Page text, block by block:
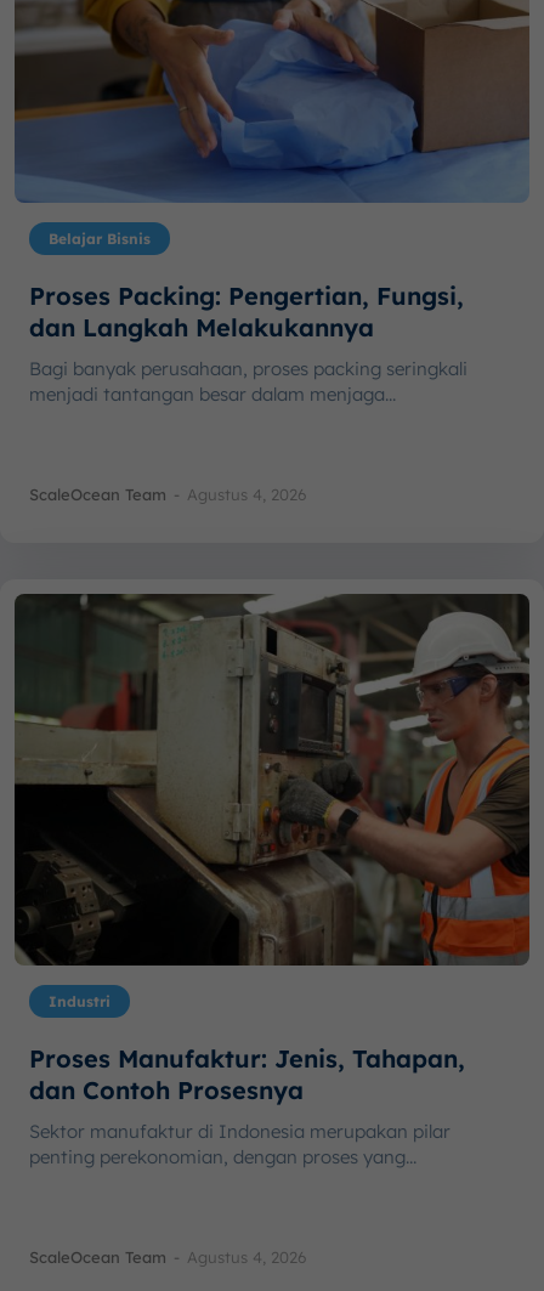
Belajar Bisnis
Proses Packing: Pengertian, Fungsi,
dan Langkah Melakukannya
Bagi banyak perusahaan, proses packing seringkali
menjadi tantangan besar dalam menjaga...
ScaleOcean Team - Agustus 4, 2026
Industri
Proses Manufaktur: Jenis, Tahapan,
dan Contoh Prosesnya
Sektor manufaktur di Indonesia merupakan pilar
penting perekonomian, dengan proses yang...
ScaleOcean Team - Agustus 4, 2026